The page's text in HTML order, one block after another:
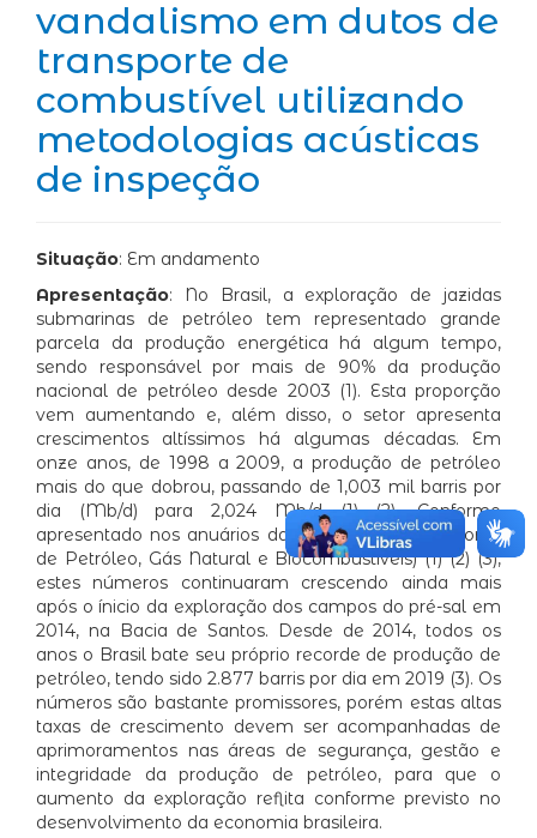
vandalismo em dutos de
transporte de
combustível utilizando
metodologias acústicas
de inspeção
Situação: Em andamento
Apresentação: No Brasil, a exploração de jazidas
submarinas de petróleo tem representado grande
parcela da produção energética há algum tempo,
sendo responsável por mais de 90% da produção
nacional de petróleo desde 2003 (1). Esta proporção
vem aumentando e, além disso, o setor apresenta
crescimentos altíssimos há algumas décadas. Em
onze anos, de 1998 a 2009, a produção de petróleo
mais do que dobrou, passando de 1,003 mil barris por
dia (Mb/d) para 2,024 Mb/d (1) (2). Conforme
apresentado nos anuários da ANP (Agência Nacional
de Petróleo, Gás Natural e Biocombustíveis) (1) (2) (3),
estes números continuaram crescendo ainda mais
após o ínicio da exploração dos campos do pré-sal em
2014, na Bacia de Santos. Desde de 2014, todos os
anos o Brasil bate seu próprio recorde de produção de
petróleo, tendo sido 2.877 barris por dia em 2019 (3). Os
números são bastante promissores, porém estas altas
taxas de crescimento devem ser acompanhadas de
aprimoramentos nas áreas de segurança, gestão e
integridade da produção de petróleo, para que o
aumento da exploração reflita conforme previsto no
desenvolvimento da economia brasileira.